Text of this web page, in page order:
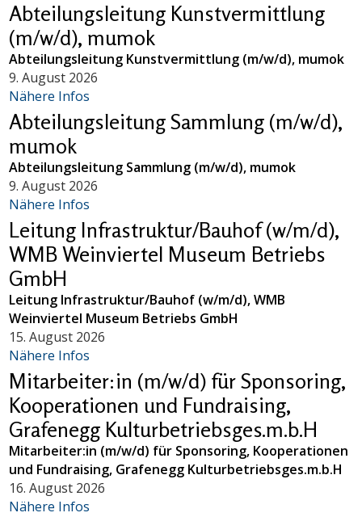
Abteilungsleitung Kunstvermittlung
(m/w/d), mumok
Abteilungsleitung Kunstvermittlung (m/w/d), mumok
9. August 2026
Nähere Infos
Abteilungsleitung Sammlung (m/w/d),
mumok
Abteilungsleitung Sammlung (m/w/d), mumok
9. August 2026
Nähere Infos
Leitung Infrastruktur/Bauhof (w/m/d),
WMB Weinviertel Museum Betriebs
GmbH
Leitung Infrastruktur/Bauhof (w/m/d), WMB
Weinviertel Museum Betriebs GmbH
15. August 2026
Nähere Infos
Mitarbeiter:in (m/w/d) für Sponsoring,
Kooperationen und Fundraising,
Grafenegg Kulturbetriebsges.m.b.H
Mitarbeiter:in (m/w/d) für Sponsoring, Kooperationen
und Fundraising, Grafenegg Kulturbetriebsges.m.b.H
16. August 2026
Nähere Infos